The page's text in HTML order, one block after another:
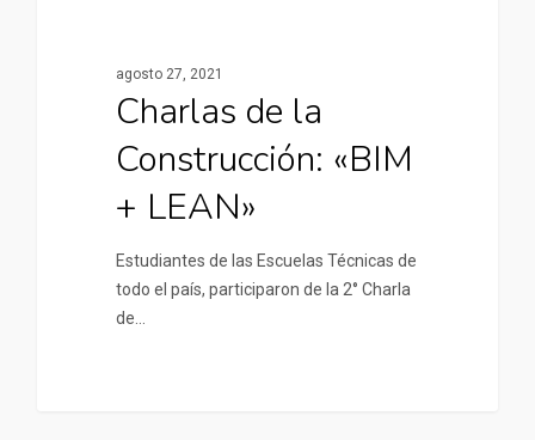
agosto 27, 2021
Charlas de la
Construcción: «BIM
+ LEAN»
Estudiantes de las Escuelas Técnicas de
todo el país, participaron de la 2° Charla
de…